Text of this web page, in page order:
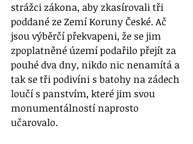
strážci zákona, aby zkasírovali tři
poddané ze Zemí Koruny České. Ač
jsou výběrčí překvapeni, že se jim
zpoplatněné území podařilo přejít za
pouhé dva dny, nikdo nic nenamítá a
tak se tři podivíni s batohy na zádech
loučí s panstvím, které jim svou
monumentálností naprosto
učarovalo.